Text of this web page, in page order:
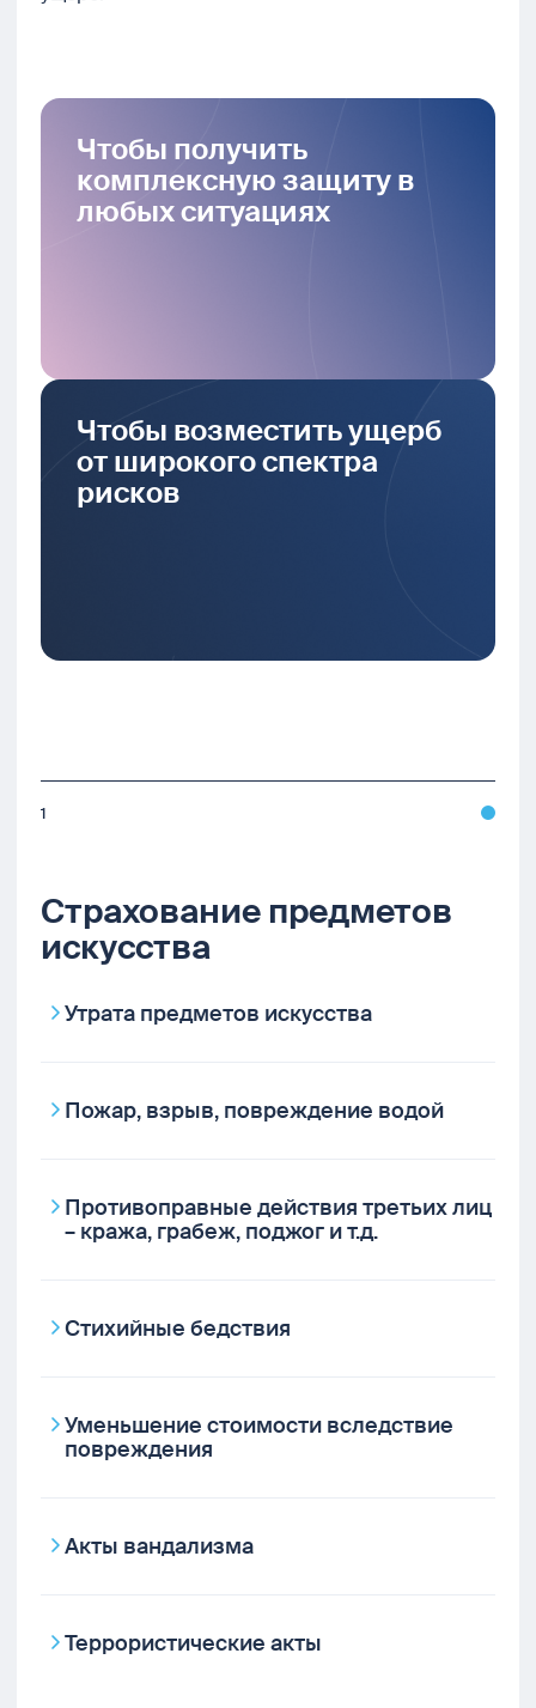
Чтобы получить
комплексную защиту в
любых ситуациях
Чтобы возместить ущерб
от широкого спектра
рисков
1
Страхование предметов
искусства
Утрата предметов искусства
Пожар, взрыв, повреждение водой
Противоправные действия третьих лиц
– кража, грабеж, поджог и т.д.
Стихийные бедствия
Уменьшение стоимости вследствие
повреждения
Акты вандализма
Террористические акты